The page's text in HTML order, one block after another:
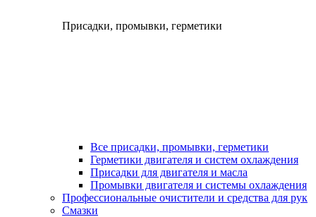
Присадки, промывки, герметики
Все присадки, промывки, герметики
Герметики двигателя и систем охлаждения
Присадки для двигателя и масла
Промывки двигателя и системы охлаждения
Профессиональные очистители и средства для рук
Смазки